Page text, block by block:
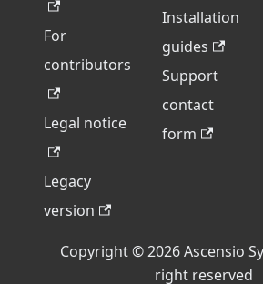
For
contributors
Legal notice
Legacy
version
Installation
guides
Support
contact
form
Copyright © 2026 Ascensio
right reserved